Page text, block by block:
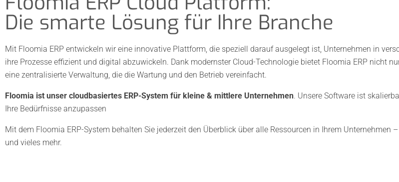
Die smarte Lösung für Ihre Branche
Mit Floomia ERP entwickeln wir eine innovative Plattform, die speziell darauf ausgelegt ist, Unternehmen in
ihre Prozesse effizient und digital abzuwickeln. Dank modernster Cloud-Technologie bietet Floomia ERP nicht
eine zentralisierte Verwaltung, die die Wartung und den Betrieb vereinfacht.
Floomia ist unser cloudbasiertes ERP-System für kleine & mittlere Unternehmen. Unsere Software ist
Ihre Bedürfnisse anzupassen
Mit dem Floomia ERP-System behalten Sie jederzeit den Überblick über alle Ressourcen in Ihrem Unternehmen
und vieles mehr.